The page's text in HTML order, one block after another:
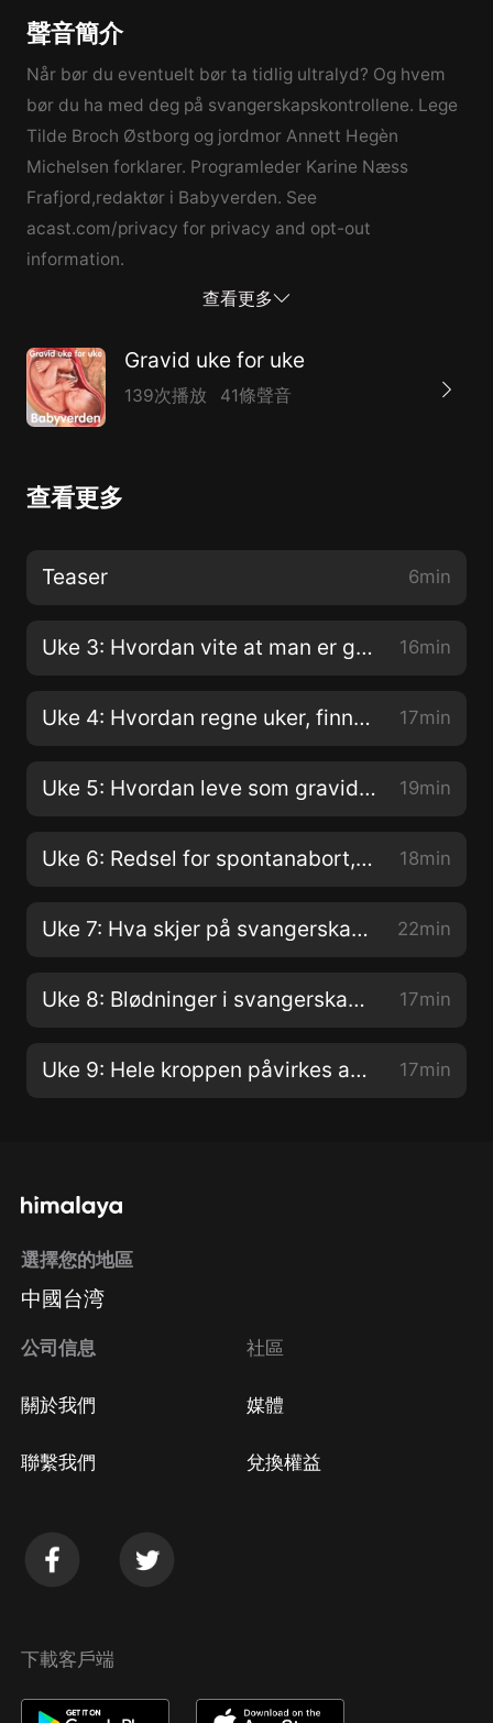
聲音簡介
Når bør du eventuelt bør ta tidlig ultralyd? Og hvem
bør du ha med deg på svangerskapskontrollene. Lege
Tilde Broch Østborg og jordmor Annett Hegèn
Michelsen forklarer. Programleder Karine Næss
Frafjord,redaktør i Babyverden. See
acast.com/privacy for privacy and opt-out
information.
查看更多
Gravid uke for uke
139次播放 41條聲音
查看更多
Teaser 6min
Uke 3: Hvordan vite at man er gravid og unnfangelsen 16min
Uke 4: Hvordan regne uker, finne termindato og graviditetssymptomer 17min
Uke 5: Hvordan leve som gravid - søvn, kosthold, folat og jod er stikkord. 19min
Uke 6: Redsel for spontanabort, gravidboblen 18min
Uke 7: Hva skjer på svangerskapskontrollene, Helsekortet 22min
Uke 8: Blødninger i svangerskapet og strekksmerter 17min
Uke 9: Hele kroppen påvirkes av graviditeten. Trøtt på jobben 17min
選擇您的地區
中國台湾
公司信息
關於我們
聯繫我們
社區
媒體
兌換權益
下載客戶端